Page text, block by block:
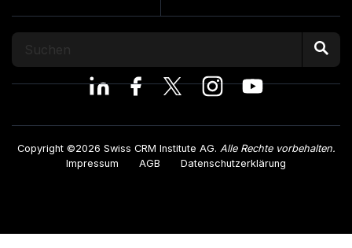
Copyright ©2026 Swiss CRM Institute AG. Alle Rechte vorbehalten.
Impressum
AGB Datenschutzerklärung